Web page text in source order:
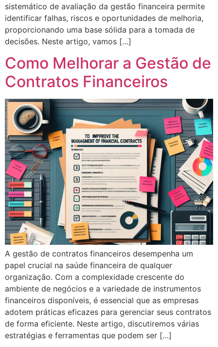
sistemático de avaliação da gestão financeira permite
identificar falhas, riscos e oportunidades de melhoria,
proporcionando uma base sólida para a tomada de
decisões. Neste artigo, vamos […]
Como Melhorar a Gestão de
Contratos Financeiros
A gestão de contratos financeiros desempenha um
papel crucial na saúde financeira de qualquer
organização. Com a complexidade crescente do
ambiente de negócios e a variedade de instrumentos
financeiros disponíveis, é essencial que as empresas
adotem práticas eficazes para gerenciar seus contratos
de forma eficiente. Neste artigo, discutiremos várias
estratégias e ferramentas que podem ser […]